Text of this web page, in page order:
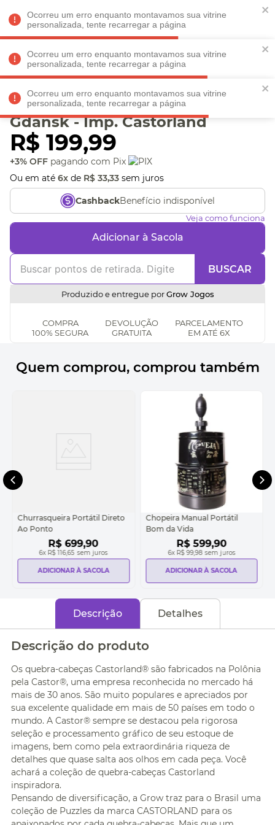
Ocorreu um erro enquanto montavamos sua vitrine
personalizada, tente recarregar a página
Ocorreu um erro enquanto montavamos sua vitrine
personalizada, tente recarregar a página
Ocorreu um erro enquanto montavamos sua vitrine
personalizada, tente recarregar a página
Faltam REGULAMENTO
Veja produtos perto de você! Informe seu CEP
Puzzle 1000 peças Old
Gdansk - Imp. Castorland
R$ 199,99
+3% OFF pagando com Pix
Ou em até 6x de R$ 33,33 sem juros
CashbackBenefício indisponível
Veja como funciona
Adicionar à Sacola
BUSCAR
Produzido e entregue por Grow Jogos
COMPRA
100% SEGURA
DEVOLUÇÃO
GRATUITA
PARCELAMENTO
EM ATÉ 6X
Quem comprou, comprou também
Churrasqueira Portátil Direto
Ao Ponto
R$ 699,90
6x R$ 116,65 sem juros
ADICIONAR À SACOLA
Chopeira Manual Portátil
Bom da Vida
R$ 599,90
6x R$ 99,98 sem juros
ADICIONAR À SACOLA
Descrição Detalhes
Descrição do produto
Os quebra-cabeças Castorland® são fabricados na Polônia
pela Castor®, uma empresa reconhecida no mercado há
mais de 30 anos. São muito populares e apreciados por
sua excelente qualidade em mais de 50 países em todo o
mundo. A Castor® sempre se destacou pela rigorosa
seleção e processamento gráfico de seu estoque de
imagens, bem como pela extraordinária riqueza de
detalhes que quase salta aos olhos em cada peça. Você
achará a coleção de quebra-cabeças Castorland
inspiradora.
Pensando de diversificação, a Grow traz para o Brasil uma
coleção de Puzzles da marca CASTORLAND para os